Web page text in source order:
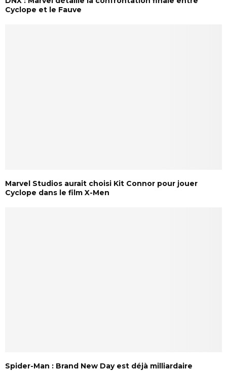
Cyclope et le Fauve
Marvel Studios aurait choisi Kit Connor pour jouer
Cyclope dans le film X-Men
Spider-Man : Brand New Day est déjà milliardaire